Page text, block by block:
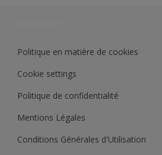
Politique en matière de cookies
Cookie settings
Politique de confidentialité
Mentions Légales
Conditions Générales d'Utilisation